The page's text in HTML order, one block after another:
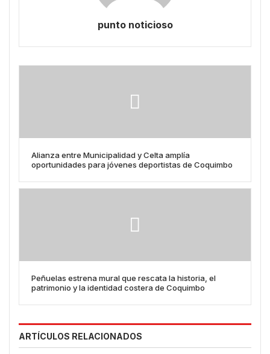
punto noticioso
Alianza entre Municipalidad y Celta amplía
oportunidades para jóvenes deportistas de Coquimbo
Peñuelas estrena mural que rescata la historia, el
patrimonio y la identidad costera de Coquimbo
ARTÍCULOS RELACIONADOS